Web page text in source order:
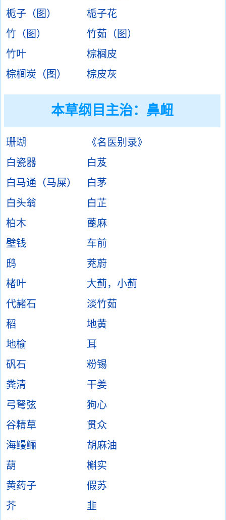
栀子（图）
栀子花
竹（图）
竹茹（图）
竹叶
棕榈皮
棕榈炭（图）
棕皮灰
本草纲目主治：鼻衄
珊瑚
《名医别录》
白瓷器
白芨
白马通（马屎）
白茅
白头翁
白芷
柏木
蓖麻
壁钱
车前
鸱
茺蔚
楮叶
大蓟，小蓟
代赭石
淡竹茹
稻
地黄
地榆
耳
矾石
粉锡
粪清
干姜
弓弩弦
狗心
谷精草
贯众
海鳗鲡
胡麻油
葫
槲实
黄药子
假苏
芥
韭